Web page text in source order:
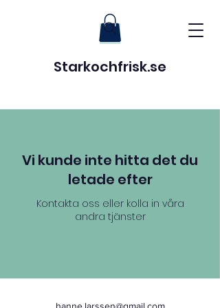
Starkochfrisk.se
Vi kunde inte hitta det du
letade efter
Kontakta oss eller kolla in våra
andra tjänster